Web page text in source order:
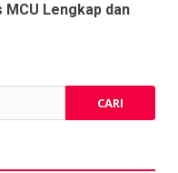
MCU Lengkap dan